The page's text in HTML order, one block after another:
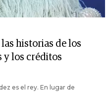
historias de los
y los créditos
es el rey. En lugar de